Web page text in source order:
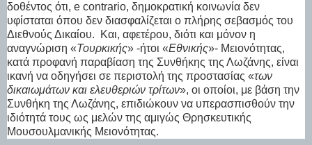
δοθέντος ότι, e contrario, δημοκρατική κοινωνία δεν
υφίσταται όπου δεν διασφαλίζεται ο πλήρης σεβασμός του
Διεθνούς Δικαίου.
Και, αφετέρου, διότι και μόνον η
αναγνώριση «Τουρκικής» -ήτοι «Εθνικής»- Μειονότητας,
κατά προφανή παραβίαση της Συνθήκης της Λωζάνης, είναι
ικανή να οδηγήσει σε περιστολή της προστασίας «των
δικαιωμάτων και ελευθεριών τρίτων», οι οποίοι, με βάση την
Συνθήκη της Λωζάνης, επιδιώκουν να υπερασπισθούν την
ιδιότητά τους ως μελών της αμιγώς Θρησκευτικής
Μουσουλμανικής Μειονότητας.